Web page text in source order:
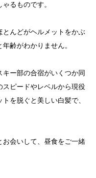
るものです。
とんどがヘルメットをかぶ
齢がわかりません。
ー部の合宿がいくつか同
ピードやレベルから現役
を脱ぐと美しい白髪で、
お会いして、昼食をご一緒